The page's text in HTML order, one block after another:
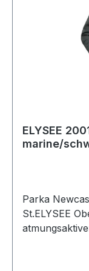
g/m²/24 h ·
auch in Gr. S
ELYSEE
marine/
Parka
St.ELYSEE